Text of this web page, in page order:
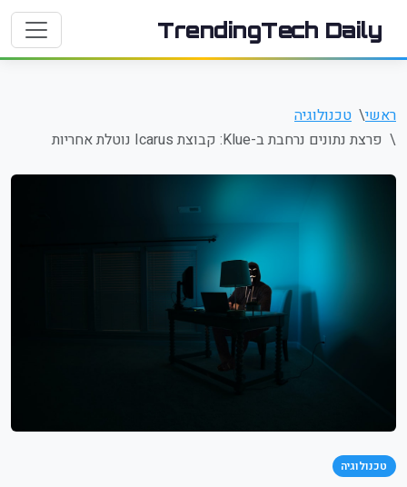
TrendingTech Daily
ראשי
טכנולוגיה
פרצת נתונים נרחבת ב-Klue: קבוצת Icarus נוטלת אחריות
טכנולוגיה